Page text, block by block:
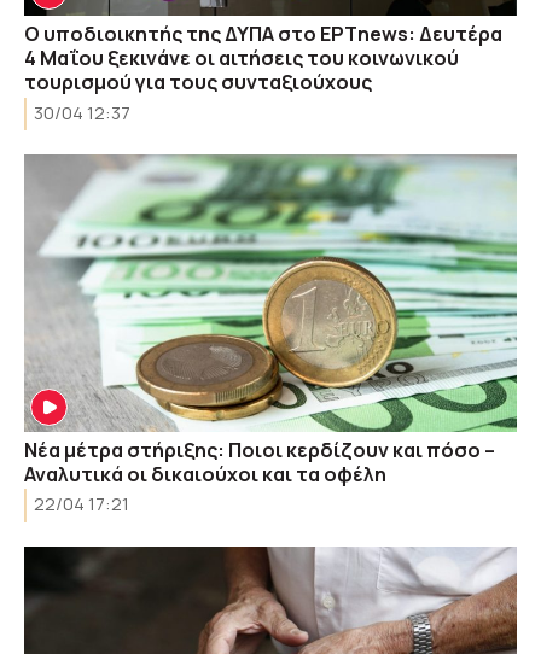
Ο υποδιοικητής της ΔΥΠΑ στο ΕΡΤnews: Δευτέρα
4 Μαΐου ξεκινάνε οι αιτήσεις του κοινωνικού
τουρισμού για τους συνταξιούχους
30/04 12:37
Νέα μέτρα στήριξης: Ποιοι κερδίζουν και πόσο –
Αναλυτικά οι δικαιούχοι και τα οφέλη
22/04 17:21